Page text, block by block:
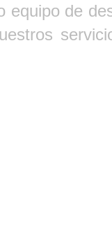
equipo de